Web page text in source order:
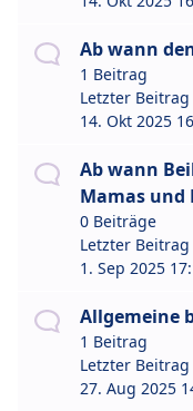
Ab wann
1 Beitrag
Letzter Beitrag
14. Okt 2025
Ab wann
Mamas und
0 Beiträge
Letzter Beitrag
1. Sep 2025
Allgemeine
1 Beitrag
Letzter Beitrag
27. Aug 2025